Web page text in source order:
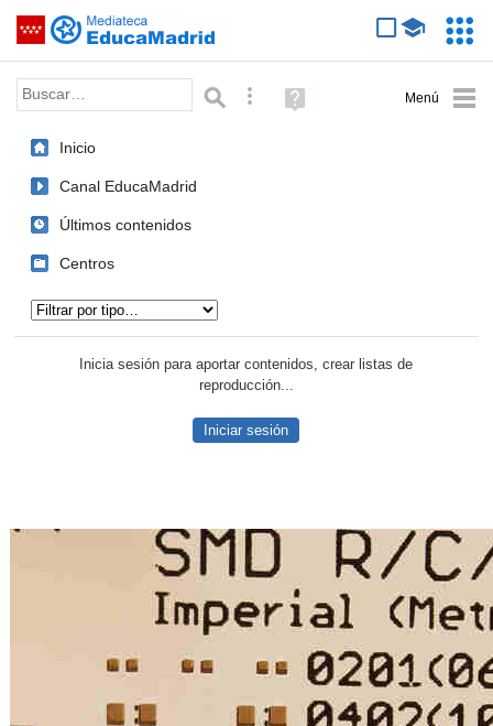
Saltar navegación
Palabra o frase: Búsqueda avanzada
Ayuda
(en
Inicio
Canal EducaMadrid
Últimos contenidos
Centros
Inicia sesión para aportar contenidos, crear listas de
reproducción...
Iniciar sesión